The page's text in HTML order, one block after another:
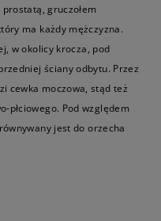
gruczołem
ma każdy mężczyzna.
w okolicy krocza, pod
ściany odbytu. Przez
cewka moczowa, stąd też
płciowego. Pod względem
jest do orzecha